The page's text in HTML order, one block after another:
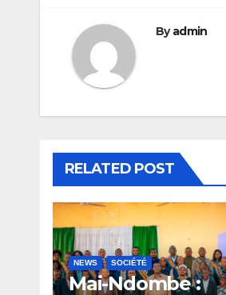
Byadmin
RELATED POST
NEWS SOCIÉTÉ
Mai-Ndombe :